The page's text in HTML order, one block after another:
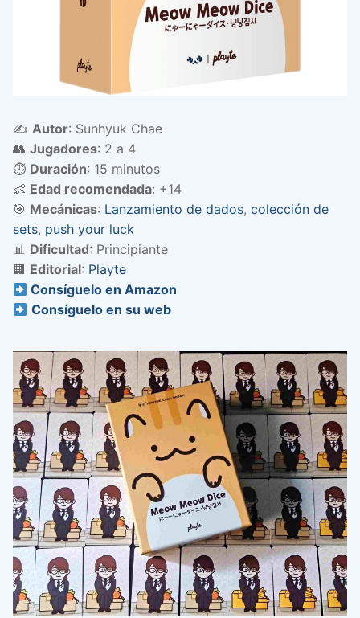
✍️ Autor: Sunhyuk Chae
👥 Jugadores: 2 a 4
⏱️ Duración: 15 minutos
👶 Edad recomendada: +14
🎯 Mecánicas: Lanzamiento de dados, colección de
sets, push your luck
📊 Dificultad: Principiante
🏢 Editorial: Playte
Consíguelo en Amazon
Consíguelo en su web